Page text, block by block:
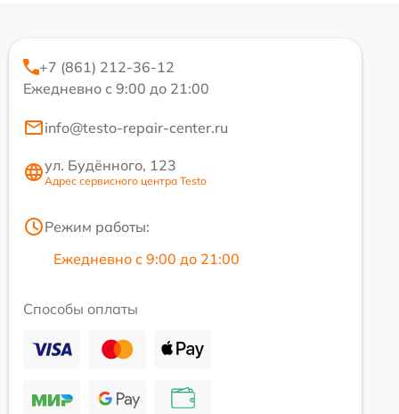
+7 (861) 212-36-12
Ежедневно с 9:00 до 21:00
info@testo-repair-center.ru
ул. Будённого, 123
Адрес сервисного центра Testo
Режим работы:
Ежедневно с 9:00 до 21:00
Способы оплаты